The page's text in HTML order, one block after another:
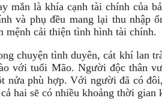
mắn là khía cạnh tài chính của
và phụ đều mang lại thu nhập
mệnh cải thiện tình hình tài chính.
chuyện tình duyên, cát khí lan
với tuổi Mão. Người độc thân
nửa phù hợp. Với người đã có
hai sẽ có nhiều khoảng thời gian